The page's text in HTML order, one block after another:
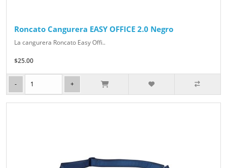
Roncato Cangurera EASY OFFICE 2.0 Negro
La cangurera Roncato Easy Offi..
$25.00